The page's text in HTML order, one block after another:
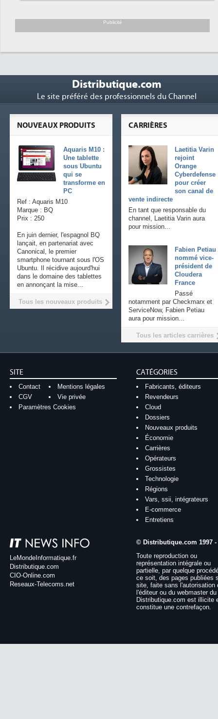
soutient les...
Publicité
Distributique.com
Le site préféré des professionnels du Channel
CARRIÈRES
Laetitia Varin
rejoint
Orange
Cyberdefense
pour créer
son canal de
vente indirecte
En tant que responsable du
channel, Laetitia Varin aura
pour mission...
Fabien Petiau
nommé vice-
président de
Cloudera
France
Passé
notamment par Checkmarx et
ServiceNow, Fabien Petiau
aura pour mission...
Tous les articles carrières
NOUVEAUX PRODUITS
Aquaris M10 :
Une tablette
sous Ubuntu
qui se
transforme en
PC
Ref : Aquaris M10
Marque : BQ
Prix : 250
En juin dernier, l'espagnol BQ
lançait, en partenariat avec
Canonical, le premier
smartphone tournant sous l'OS
Ubuntu. Il récidive aujourd'hui
dans le domaine des tablettes
en annonçant la mise...
Tous les nouveaux produits
SITE
Contact
Mentions légales
CGV
Vie privée
Paramètres Cookies
CATÉGORIES
Fabricants, éditeurs
Revendeurs
Cloud
Dossiers
Nouveaux produits
Économie
Carrières
Opérateurs
Grossistes
Technologie
Régions
Vars, ssii, intégrateurs
E-commerce
Entretiens
LeMondeInformatique.fr
Distributique.com
CIO-Online.com
Reseaux-Telecoms.net
© Distributique.com 1997 -
Toute reproduction ou
représentation intégrale ou
partielle, par quelque
ce soit, des pages publiées
site, faite sans l'autorisation
l'éditeur ou du webmaster
Distributique.com est illicite
constitue une contrefaçon.